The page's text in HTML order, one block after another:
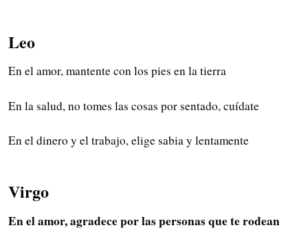
Leo
En el amor, mantente con los pies en la tierra
En la salud, no tomes las cosas por sentado, cuídate
En el dinero y el trabajo, elige sabia y lentamente
Virgo
En el amor, agradece por las personas que te rodean